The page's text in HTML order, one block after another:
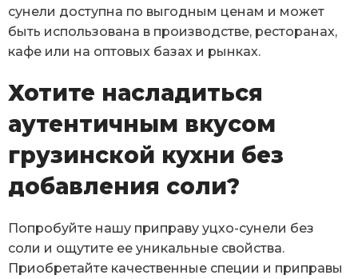
сунели доступна по выгодным ценам и может
быть использована в производстве, ресторанах,
кафе или на оптовых базах и рынках.
Хотите насладиться
аутентичным вкусом
грузинской кухни без
добавления соли?
Попробуйте нашу приправу уцхо-сунели без
соли и ощутите ее уникальные свойства.
Приобретайте качественные специи и приправы